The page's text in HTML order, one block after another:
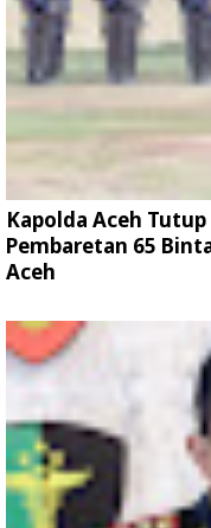
Kapolda Aceh
Pembaretan 65
Aceh